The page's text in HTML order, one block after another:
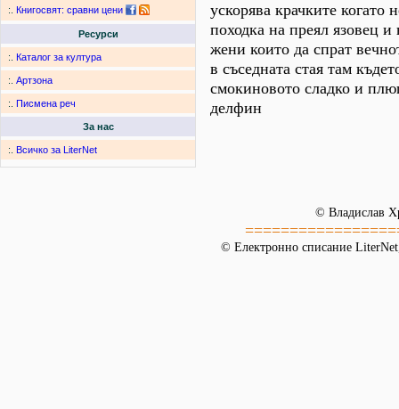
:. Книгосвят: сравни цени
Ресурси
:. Каталог за култура
:. Артзона
:. Писмена реч
За нас
:. Всичко за LiterNet
ускорява крачките когато
походка на преял язовец
жени които да спрат
в съседната стая там
смокиновото сладко и
делфин
© Владислав
© Електронно списание